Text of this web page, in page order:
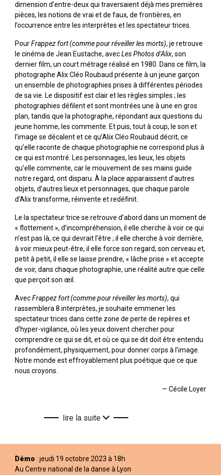
dimension d’entre-deux qui traversaient déjà mes premières
pièces, les notions de vrai et de faux, de frontières, en
l’occurrence entre les interprètes et les spectateur·trices.
PourFrappez fort(comme pour réveiller les morts), je retrouve
le cinéma de Jean Eustache, avecLes Photos d’Alix, son
dernier film, un court métrage réalisé en 1980. Dans ce film, la
photographe Alix Cléo Roubaud présente à un jeune garçon
un ensemble de photographies prises à différentes périodes
de sa vie. Le dispositif est clair et les règles simples ; les
photographies défilent et sont montrées une à une en gros
plan, tandis que la photographe, répondant aux questions du
jeune homme, les commente. Et puis, tout à coup, le son et
l’image se décalent et ce qu’Alix Cléo Roubaud décrit, ce
qu’elle raconte de chaque photographie ne correspond plus à
ce qui est montré. Les personnages, les lieux, les objets
qu’elle commente, car le mouvement de ses mains guide
notre regard, ont disparu. À la place apparaissent d’autres
objets, d’autres lieux et personnages, que chaque parole
d’Alix transforme, réinvente et redéfinit.
Le·la spectateur·trice se retrouve d’abord dans un moment de
« flottement », d’incompréhension, il·elle cherche à voir ce qui
n’est pas là, ce qui devrait l’être ; il·elle cherche à voir derrière,
à voir mieux peut-être, il·elle force son regard, son cerveau et,
petit à petit, il·elle se laisse prendre, « lâche prise » et accepte
de voir, dans chaque photographie, une réalité autre que celle
que perçoit son œil.
AvecFrappez fort (comme pour réveiller les morts), qui
rassemblera 8 interprètes, je souhaite emmener les
spectateur·trices dans cette zone de perte de repères et
d’hyper-vigilance, où les yeux doivent chercher pour
comprendre ce qui se dit, et où ce qui se dit doit être entendu
profondément, physiquement, pour donner corps à l’image.
Notre monde est effroyablement plus poétique que ce que
nous croyons.
— Cécile Loyer
lire la suite
Démo : jeudi 19 octobre 2023 à 18h
Au Centre national de la danse à Lyon